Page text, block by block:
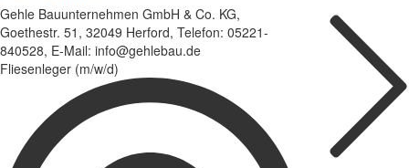
Gehle Bauunternehmen GmbH & Co. KG,
Goethestr. 51, 32049 Herford, Telefon: 05221-
840528, E-Mail: info@gehlebau.de
Fliesenleger (m/w/d)